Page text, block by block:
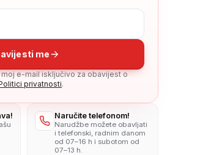
me
e-mail isključivo za obavijest o
privatnosti.
Naručite telefonom!
Narudžbe možete obavljati
i telefonski, radnim danom
od 07–16 h i subotom od
07–13 h.